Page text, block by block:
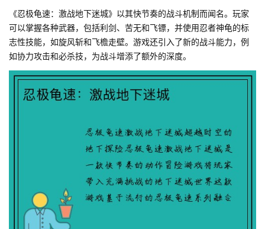
《忍极龟速：激战地下迷城》以其快节奏的战斗机制而闻名。玩家
可以掌握各种武器，包括利剑、苦无和飞镖，并使用忍者神龟的标
志性技能，如旋风斩和飞檐走壁。游戏还引入了新的战斗能力，例
如协力攻击和必杀技，为战斗增添了额外的深度。